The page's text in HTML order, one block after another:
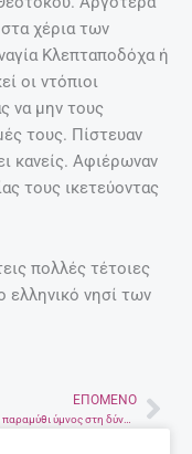
χέρια των
Κλεπταποδόχα ή
οι ντόπιοι
να μην τους
τους. Πίστευαν
κανείς. Αφιέρωναν
τους ικετεύοντας
πολλές τέτοιες
ελληνικό νησί των
ΕΠΌΜΕΝΟ
Χάιντι: Ένα παραμύθι ύμνος στη δύναμη της φιλίας και στην αγάπη της φύσης